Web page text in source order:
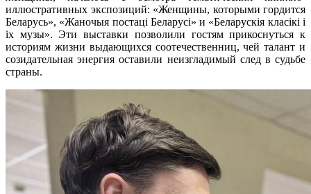
иллюстративных экспозиций: «Женщины, которыми гордится
Беларусь», «Жаночыя постаці Беларусі» и «Беларускія класікі і
іх музы». Эти выставки позволили гостям прикоснуться к
историям жизни выдающихся соотечественниц, чей талант и
созидательная энергия оставили неизгладимый след в судьбе
страны.